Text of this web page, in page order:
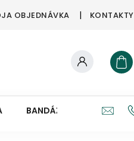
OBJEDNÁVKA KONTAKTY
BANDÁŽE, ORTÉZY